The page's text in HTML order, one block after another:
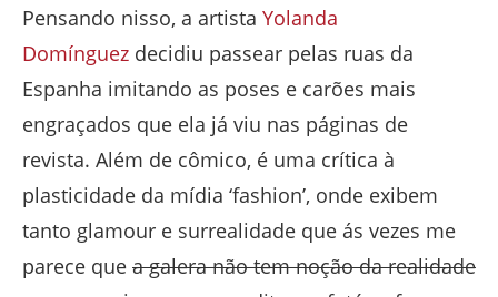
Pensando nisso, a artista Yolanda
Domínguez decidiu passear pelas ruas da
Espanha imitando as poses e carões mais
engraçados que ela já viu nas páginas de
revista. Além de cômico, é uma crítica à
plasticidade da mídia ‘fashion’, onde exibem
tanto glamour e surrealidade que ás vezes me
parece que a galera não tem noção da realidade